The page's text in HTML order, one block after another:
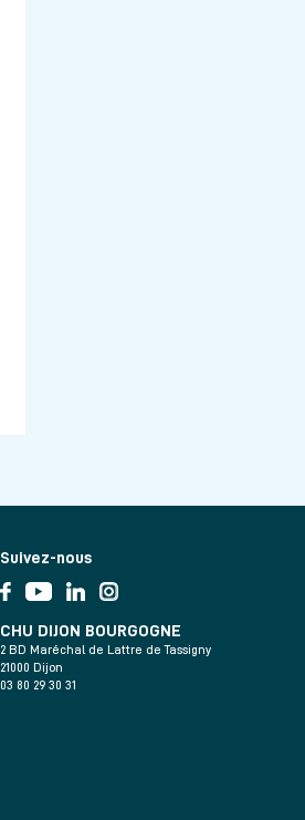
Suivez-nous
CHU DIJON BOURGOGNE
2 BD Maréchal de Lattre de Tassigny
21000 Dijon
03 80 29 30 31